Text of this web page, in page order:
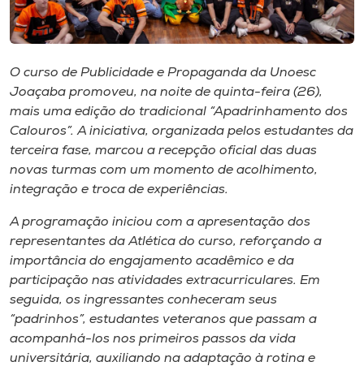
CPA
Editora
Rádio
Museu
Unoesc
Store
Selecione
o idioma
O curso de Publicidade e Propaganda da Unoesc
Joaçaba promoveu, na noite de quinta-feira (26),
mais uma edição do tradicional “Apadrinhamento dos
Calouros”. A iniciativa, organizada pelos estudantes da
terceira fase, marcou a recepção oficial das duas
novas turmas com um momento de acolhimento,
integração e troca de experiências.
A programação iniciou com a apresentação dos
representantes da Atlética do curso, reforçando a
importância do engajamento acadêmico e da
participação nas atividades extracurriculares. Em
seguida, os ingressantes conheceram seus
“padrinhos”, estudantes veteranos que passam a
acompanhá-los nos primeiros passos da vida
universitária, auxiliando na adaptação à rotina e